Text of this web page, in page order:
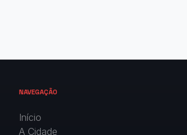
NAVEGAÇÃO
Início
A Cidade